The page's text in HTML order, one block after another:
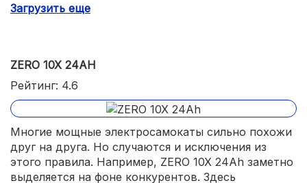
Долгая зарядка;
Загрузить еще
ZERO 10X 24AH
Рейтинг: 4.6
Многие мощные электросамокаты сильно похожи
друг на друга. Но случаются и исключения из
этого правила. Например, ZERO 10X 24Ah заметно
выделяется на фоне конкурентов. Здесь